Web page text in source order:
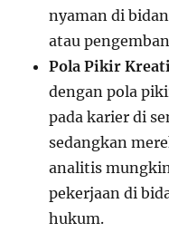
nyaman di
atau
Pola Pikir
dengan pola
pada karier di
sedangkan
analitis
pekerjaan di
hukum.